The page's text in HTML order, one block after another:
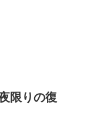
限りの復